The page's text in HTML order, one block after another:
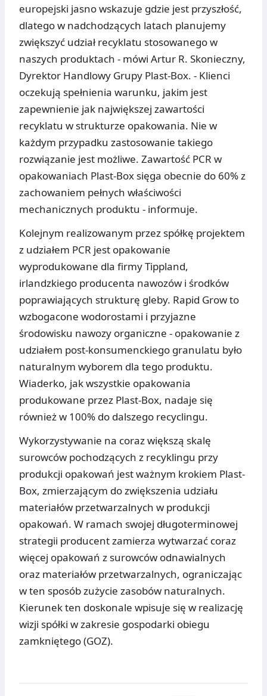
europejski jasno wskazuje gdzie jest przyszłość,
dlatego w nadchodzących latach planujemy
zwiększyć udział recyklatu stosowanego w
naszych produktach - mówi Artur R. Skonieczny,
Dyrektor Handlowy Grupy Plast-Box. - Klienci
oczekują spełnienia warunku, jakim jest
zapewnienie jak największej zawartości
recyklatu w strukturze opakowania. Nie w
każdym przypadku zastosowanie takiego
rozwiązanie jest możliwe. Zawartość PCR w
opakowaniach Plast-Box sięga obecnie do 60% z
zachowaniem pełnych właściwości
mechanicznych produktu - informuje.
Kolejnym realizowanym przez spółkę projektem
z udziałem PCR jest opakowanie
wyprodukowane dla firmy Tippland,
irlandzkiego producenta nawozów i środków
poprawiających strukturę gleby. Rapid Grow to
wzbogacone wodorostami i przyjazne
środowisku nawozy organiczne - opakowanie z
udziałem post-konsumenckiego granulatu było
naturalnym wyborem dla tego produktu.
Wiaderko, jak wszystkie opakowania
produkowane przez Plast-Box, nadaje się
również w 100% do dalszego recyclingu.
Wykorzystywanie na coraz większą skalę
surowców pochodzących z recyklingu przy
produkcji opakowań jest ważnym krokiem Plast-
Box, zmierzającym do zwiększenia udziału
materiałów przetwarzalnych w produkcji
opakowań. W ramach swojej długoterminowej
strategii producent zamierza wytwarzać coraz
więcej opakowań z surowców odnawialnych
oraz materiałów przetwarzalnych, ograniczając
w ten sposób zużycie zasobów naturalnych.
Kierunek ten doskonale wpisuje się w realizację
wizji spółki w zakresie gospodarki obiegu
zamkniętego (GOZ).